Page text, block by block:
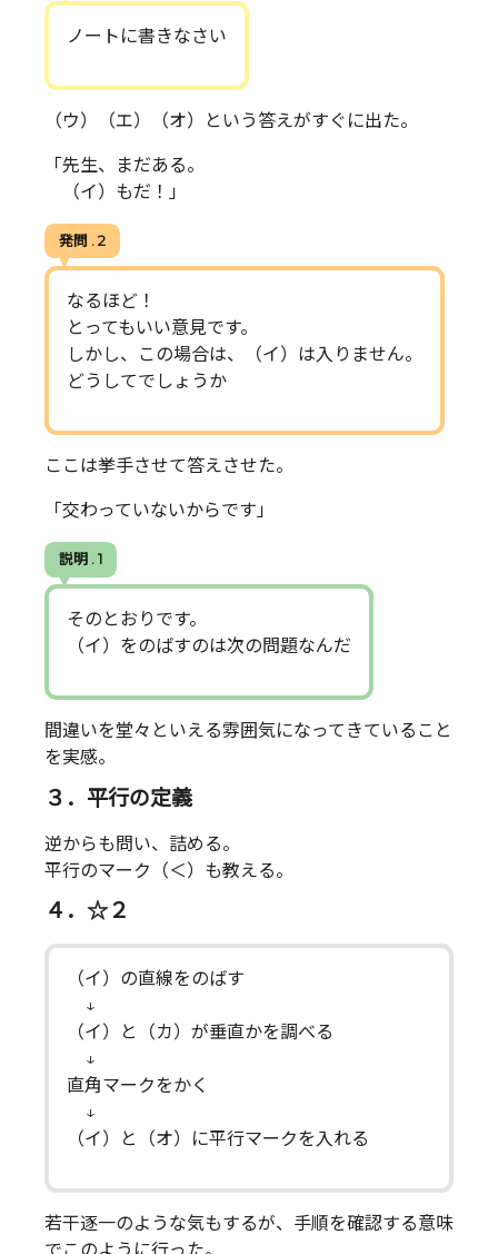
ノートに書きなさい
（ウ）（エ）（オ）という答えがすぐに出た。
「先生、まだある。
（イ）もだ！」
発問 . 2
なるほど！
とってもいい意見です。
しかし、この場合は、（イ）は入りません。
どうしてでしょうか
ここは挙手させて答えさせた。
「交わっていないからです」
説明 . 1
そのとおりです。
（イ）をのばすのは次の問題なんだ
間違いを堂々といえる雰囲気になってきていること
を実感。
３．平行の定義
逆からも問い、詰める。
平行のマーク（＜）も教える。
４．☆２
（イ）の直線をのばす
↓
（イ）と（カ）が垂直かを調べる
↓
直角マークをかく
↓
（イ）と（オ）に平行マークを入れる
若干逐一のような気もするが、手順を確認する意味